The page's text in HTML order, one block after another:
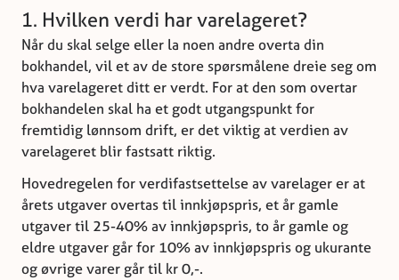
1. Hvilken verdi har varelageret?
Når du skal selge eller la noen andre overta din
bokhandel, vil et av de store spørsmålene dreie seg om
hva varelageret ditt er verdt. For at den som overtar
bokhandelen skal ha et godt utgangspunkt for
fremtidig lønnsom drift, er det viktig at verdien av
varelageret blir fastsatt riktig.
Hovedregelen for verdifastsettelse av varelager er at
årets utgaver overtas til innkjøpspris, et år gamle
utgaver til 25-40% av innkjøpspris, to år gamle og
eldre utgaver går for 10% av innkjøpspris og ukurante
og øvrige varer går til kr 0,-.